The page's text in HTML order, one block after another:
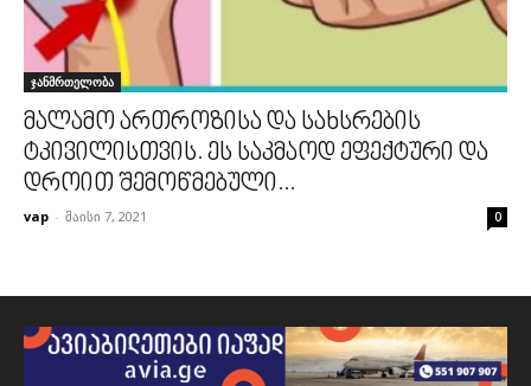
ჯანმრთელობა
მალამო ართროზისა და სახსრების
ტკივილისთვის. ეს საკმაოდ ეფექტური და
დროით შემოწმებული...
vap - მაისი 7, 2021 0